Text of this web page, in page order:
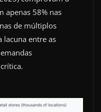
apenas 58% nas
de múltiplos
lacuna entre as